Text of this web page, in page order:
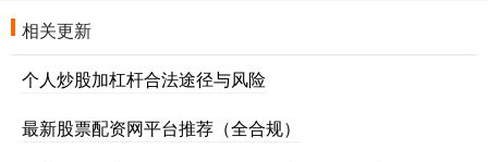
相关更新
个人炒股加杠杆合法途径与风险
最新股票配资网平台推荐（全合规）